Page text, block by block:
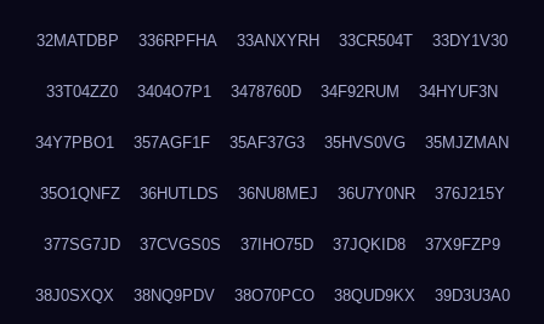
32MATDBP 336RPFHA 33ANXYRH 33CR504T 33DY1V30
33T04ZZ0 3404O7P1 3478760D 34F92RUM 34HYUF3N
34Y7PBO1 357AGF1F 35AF37G3 35HVS0VG 35MJZMAN
35O1QNFZ 36HUTLDS 36NU8MEJ 36U7Y0NR 376J215Y
377SG7JD 37CVGS0S 37IHO75D 37JQKID8 37X9FZP9
38J0SXQX 38NQ9PDV 38O70PCO 38QUD9KX 39D3U3A0